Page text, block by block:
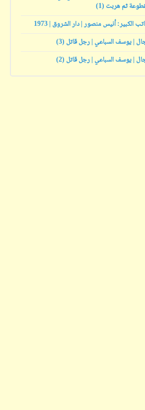
ثم هربت (1)
الكبير: أنيس منصور | دار الشروق | 1973
| يوسف السباعي | رجل قاتل (3)
| يوسف السباعي | رجل قاتل (2)